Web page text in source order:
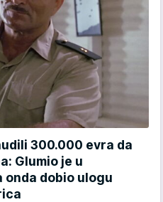
300.000 evra da
Glumio je u
onda dobio ulogu